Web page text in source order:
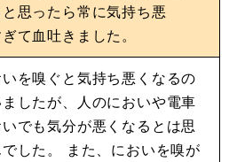
思ったら常に気持ち悪
て血吐きました。
を嗅ぐと気持ち悪くなるの
したが、人のにおいや電車
でも気分が悪くなるとは思
した。 また、においを嗅が